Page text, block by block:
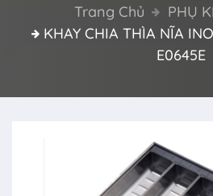
Trang Chủ
PHỤ
KHAY CHIA THÌA NĨA
E0645E